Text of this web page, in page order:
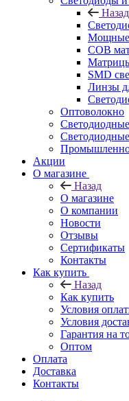
Назад
Мощные
COB
SMD
Линзы
Оптоволокно
Акции
О магазине
Назад
О магазине
О компании
Новости
Отзывы
Сертификаты
Контакты
Как купить
Назад
Как купить
Условия
Условия
Гарантия на
Оптом
Оплата
Доставка
Контакты